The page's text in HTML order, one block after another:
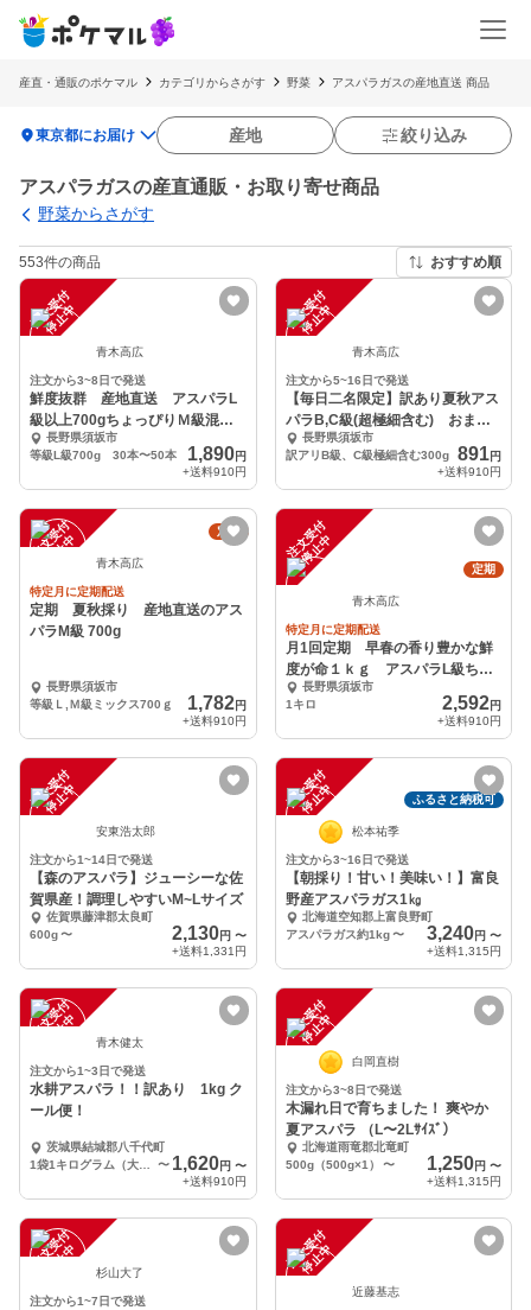
産直・通販のポケマル カテゴリからさがす 野菜 アスパラガスの産地直送 商品
location_on東京都にお届け 産地 絞り込み
アスパラガスの産直通販・お取り寄せ商品
野菜からさがす
553件の商品 おすすめ順
注
文
受
付
停
止
中
青木高広
注文から3~8日で発送
鮮度抜群 産地直送 アスパラL
級以上700gちょっぴりＭ級混
入 販売中
長野県須坂市
等級L級700g 30本〜50本
1,890円
+送料910円
注
文
受
付
停
止
中
青木高広
注文から5~16日で発送
【毎日二名限定】訳あり夏秋アス
パラB,C級(超極細含む) おまけ
有 300g
長野県須坂市
訳アリB級、C級極細含む300g
891円
+送料910円
注
文
受
付
停
止
中
定期
青木高広
特定月に定期配送
定期 夏秋採り 産地直送のアス
パラM級 700g
長野県須坂市
等級Ｌ,Ｍ級ミックス700ｇ
1,782円
+送料910円
注
文
受
付
停
止
中
定期
青木高広
特定月に定期配送
月1回定期 早春の香り豊かな鮮
度が命１ｋｇ アスパラL級ちょ
っぴりM予約販売中
長野県須坂市
1キロ
2,592円
+送料910円
注
文
受
付
停
止
中
安東浩太郎
注文から1~14日で発送
【森のアスパラ】ジューシーな佐
賀県産！調理しやすいM~Lサイズ
佐賀県藤津郡太良町
600g〜 2,130円 〜
+送料1,331円
注
文
受
付
停
止
中 ふるさと納税可
松本祐季
注文から3~16日で発送
【朝採り！甘い！美味い！】富良
野産アスパラガス1㎏
北海道空知郡上富良野町
アスパラガス約1kg 〜 3,240円 〜
+送料1,315円
注
文
受
付
停
止
中 青木健太
注文から1~3日で発送
水耕アスパラ！！訳あり 1kg ク
ール便！
茨城県結城郡八千代町
〜 1,620円 〜
+送料910円
注
文
受
付
停
止
中
白岡直樹
注文から3~8日で発送
木漏れ日で育ちました！ 爽やか
夏アスパラ （L〜2Lｻｲｽﾞ）
北海道雨竜郡北竜町
500g（500g×1）
〜 1,250円 〜
+送料1,315円
注
文
受
付
停
止
中 杉山大了
注文から1~7日で発送
注
文
受
付
停
止
中
近藤基志